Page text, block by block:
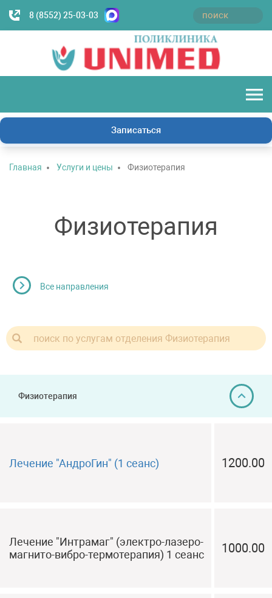
8 (8552) 25-03-03
Записаться
Главная Услуги и цены Физиотерапия
Физиотерапия
Все направления
Физиотерапия
Лечение "АндроГин" (1 сеанс) 1200.00
Лечение "Интрамаг" (электро-лазеро-
магнито-вибро-термотерапия) 1 сеанс
1000.00